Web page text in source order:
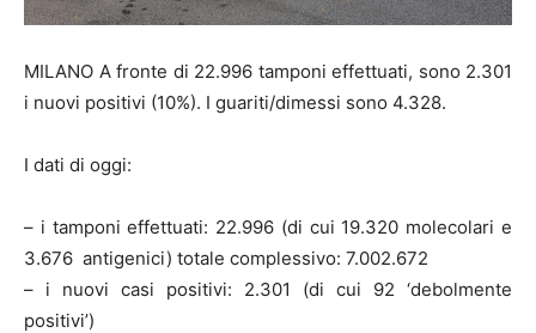
MILANO A fronte di 22.996 tamponi effettuati, sono 2.301
i nuovi positivi (10%). I guariti/dimessi sono 4.328.
I dati di oggi:
– i tamponi effettuati: 22.996 (di cui 19.320 molecolari e
3.676 antigenici) totale complessivo: 7.002.672
– i nuovi casi positivi: 2.301 (di cui 92 ‘debolmente
positivi’)